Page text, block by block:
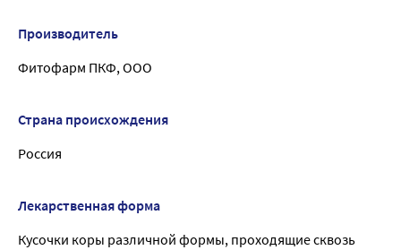
Производитель
Фитофарм ПКФ, ООО
Страна происхождения
Россия
Лекарственная форма
Кусочки коры различной формы, проходящие сквозь